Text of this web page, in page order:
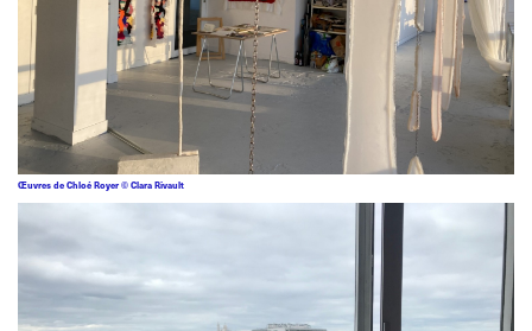
Œuvres de Chloé Royer © Clara Rivault